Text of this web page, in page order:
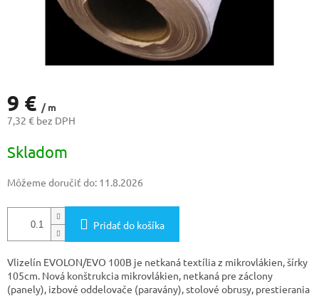
9 € / m
7,32 € bez DPH
cena:
Skladom
Môžeme doručiť do: 11.8.2026
Pridať do košíka
Vlizelín EVOLON/EVO 100B je netkaná textília z mikrovlákien, šírky
105cm. Nová konštrukcia mikrovlákien, netkaná pre záclony
(panely), izbové oddelovače (paravány), stolové obrusy, prestierania